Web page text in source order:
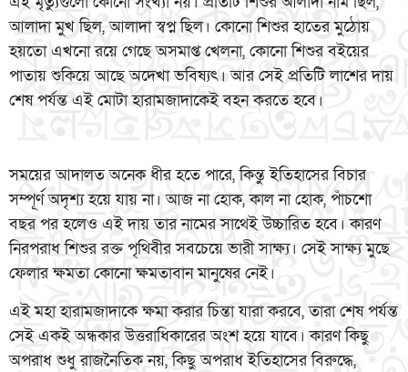
আলাদা মুখ ছিল, আলাদা স্বপ্ন ছিল। কোনো শিশুর হাতের মুঠোয়
হয়তো এখনো রয়ে গেছে অসমাপ্ত খেলনা, কোনো শিশুর বইয়ের
পাতায় শুকিয়ে আছে অদেখা ভবিষ্যৎ। আর সেই প্রতিটি লাশের দায়
শেষ পর্যন্ত এই মোটা হারামজাদাকেই বহন করতে হবে।
সময়ের আদালত অনেক ধীর হতে পারে, কিন্তু ইতিহাসের বিচার
সম্পূর্ণ অদৃশ্য হয়ে যায় না। আজ না হোক, কাল না হোক, পাঁচশো
বছর পর হলেও এই দায় তার নামের সাথেই উচ্চারিত হবে। কারণ
নিরপরাধ শিশুর রক্ত পৃথিবীর সবচেয়ে ভারী সাক্ষ্য। সেই সাক্ষ্য মুছে
ফেলার ক্ষমতা কোনো ক্ষমতাবান মানুষের নেই।
এই মহা হারামজাদাকে ক্ষমা করার চিন্তা যারা করবে, তারা শেষ পর্যন্ত
সেই একই অন্ধকার উত্তরাধিকারের অংশ হয়ে যাবে। কারণ কিছু
অপরাধ শুধু রাজনৈতিক নয়, কিছু অপরাধ ইতিহাসের বিরুদ্ধে,